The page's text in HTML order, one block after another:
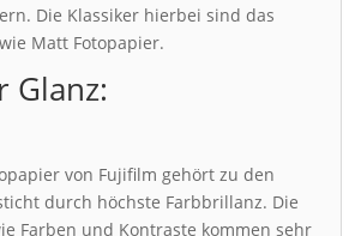
Die Klassiker hierbei sind das
Matt Fotopapier.
Glanz:
von Fujifilm gehört zu den
durch höchste Farbbrillanz. Die
Farben und Kontraste kommen sehr